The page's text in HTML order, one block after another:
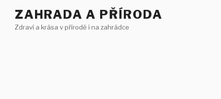
obsahu
ZAHRADA A PŘÍRODA
Zdraví a krása v přírodě i na zahrádce